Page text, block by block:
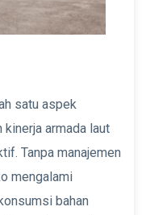
satu aspek
armada laut
Tanpa manajemen
mengalami
bahan